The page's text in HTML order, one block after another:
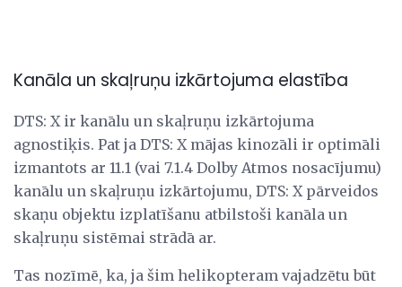
Kanāla un skaļruņu izkārtojuma elastība
DTS: X ir kanālu un skaļruņu izkārtojuma
agnostiķis. Pat ja DTS: X mājas kinozāli ir optimāli
izmantots ar 11.1 (vai 7.1.4 Dolby Atmos nosacījumu)
kanālu un skaļruņu izkārtojumu, DTS: X pārveidos
skaņu objektu izplatīšanu atbilstoši kanāla un
skaļruņu sistēmai strādā ar.
Tas nozīmē, ka, ja šim helikopteram vajadzētu būt